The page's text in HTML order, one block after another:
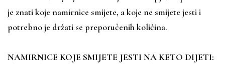
je znati koje namirnice smijete, a koje ne smijete jesti i
potrebno je držati se preporučenih količina.
NAMIRNICE KOJE SMIJETE JESTI NA KETO DIJETI: